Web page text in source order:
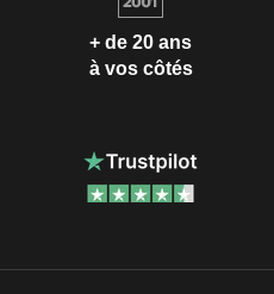
+ de 20 ans
à vos côtés